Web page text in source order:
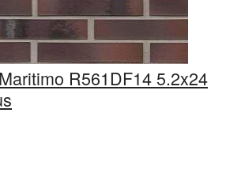
R561DF14 5.2x24